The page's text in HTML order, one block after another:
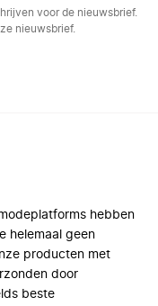
voor de nieuwsbrief.
nieuwsbrief.
hebben
helemaal geen
producten met
door
beste